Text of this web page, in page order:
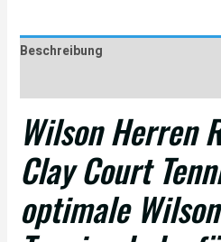
Beschreibung
Wilson Herren
Clay Court
optimale Wilson